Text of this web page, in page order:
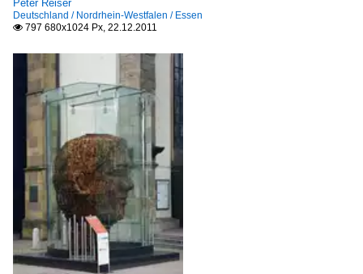
Peter Reiser
Deutschland / Nordrhein-Westfalen / Essen
 797 680x1024 Px, 22.12.2011